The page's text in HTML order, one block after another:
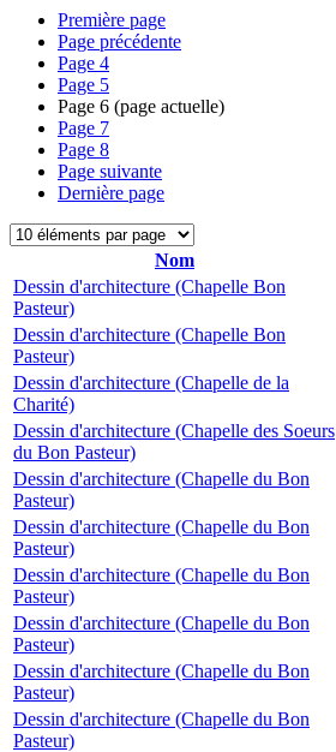
Première page
Page précédente
Page 4
Page 5
Page 6 (page actuelle)
Page 7
Page 8
Page suivante
Dernière page
Nom
Dessin d'architecture (Chapelle Bon
Pasteur)
Dessin d'architecture (Chapelle Bon
Pasteur)
Dessin d'architecture (Chapelle de la
Charité)
Dessin d'architecture (Chapelle des Soeurs
du Bon Pasteur)
Dessin d'architecture (Chapelle du Bon
Pasteur)
Dessin d'architecture (Chapelle du Bon
Pasteur)
Dessin d'architecture (Chapelle du Bon
Pasteur)
Dessin d'architecture (Chapelle du Bon
Pasteur)
Dessin d'architecture (Chapelle du Bon
Pasteur)
Dessin d'architecture (Chapelle du Bon
Pasteur)